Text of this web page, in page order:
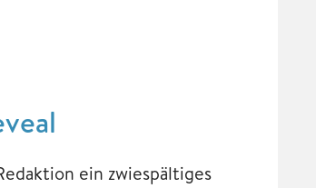
ein zwiespältiges